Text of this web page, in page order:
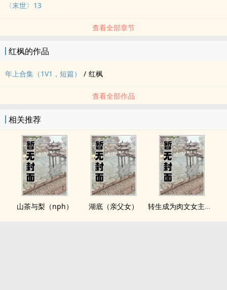
〈末世〉13
查看全部章节
红枫的作品
年上合集（1V1，短篇） / 红枫
查看全部作品
相关推荐
山茶与梨（nph） 湖底（亲父女） 转生成为肉文女主的女儿后（星际nph）